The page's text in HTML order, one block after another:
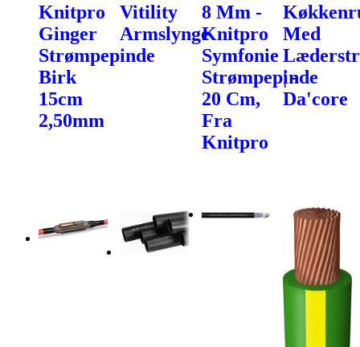
Knitpro
Ginger
Strømpepinde
Birk
15cm
2,50mm
Vitility
Armslynge
8 Mm -
Knitpro
Symfonie
Strømpepinde
20 Cm,
Fra
Knitpro
Med
| -
Da'core